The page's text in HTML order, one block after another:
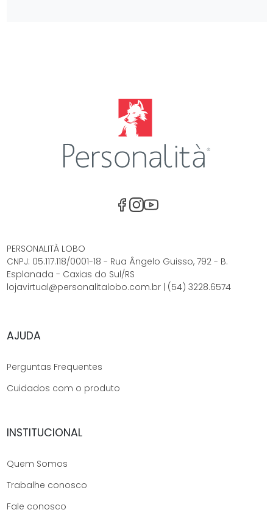
Facebook
Instagram
Youtube
PERSONALITÀ LOBO
CNPJ: 05.117.118/0001-18 - Rua Ângelo Guisso, 792 - B.
Esplanada - Caxias do Sul/RS
lojavirtual@personalitalobo.com.br | (54) 3228.6574
AJUDA
Perguntas Frequentes
Cuidados com o produto
INSTITUCIONAL
Quem Somos
Trabalhe conosco
Fale conosco